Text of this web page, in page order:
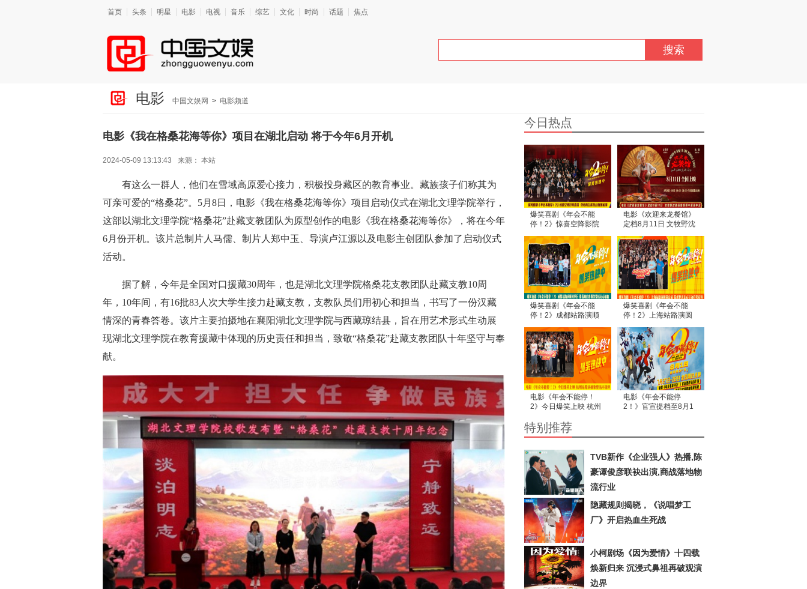
首页 头条 明星 电影 电视 音乐 综艺 文化 时尚 话题 焦点
搜索
电影 中国文娱网 > 电影频道
电影《我在格桑花海等你》项目在湖北启动 将于今年6月开机
2024-05-09 13:13:43 来源： 本站
有这么一群人，他们在雪域高原爱心接力，积极投身藏区的教育事业。藏族孩子们称其为
可亲可爱的“格桑花”。5月8日，电影《我在格桑花海等你》项目启动仪式在湖北文理学院举行，
这部以湖北文理学院“格桑花”赴藏支教团队为原型创作的电影《我在格桑花海等你》，将在今年
6月份开机。该片总制片人马儒、制片人郑中玉、导演卢江源以及电影主创团队参加了启动仪式
活动。
据了解，今年是全国 对口援藏30周年，也是湖北文理学院格桑花支教团队赴藏支教10周
年，10年间，有16批83人次大学生接力赴藏支教，支教队员们用初心和担当，书写了一份汉藏
情深的青春答卷。该片主要拍摄地在襄阳湖北文理学院与西藏琼结县，旨在用艺术形式生动展
现湖北文理学院在教育援藏中体现的历史责任和担当，致敬“格桑花”赴藏支教团队十年坚守与奉
献。
今日热点
爆笑喜剧《年会不能
停！2》惊喜空降影院
围拉满
电影《欢迎来龙餐馆》
定档8月11日 文牧野沈
爆笑喜剧《年会不能
停！2》成都站路演顺
整活走心输出
爆笑喜剧《年会不能
停！2》上海站路演圆
动有笑有料
电影《年会不能停！
2》今日爆笑上映 杭州
电影《年会不能停
2！》官宣提档至8月1
特别推荐
TVB新作《企业强人》热播,陈
豪谭俊彦联袂出演,商战落地物
流行业
隐藏规则揭晓，《说唱梦工
厂》开启热血生死战
小柯剧场《因为爱情》十四载
焕新归来 沉浸式鼻祖再破观演
边界